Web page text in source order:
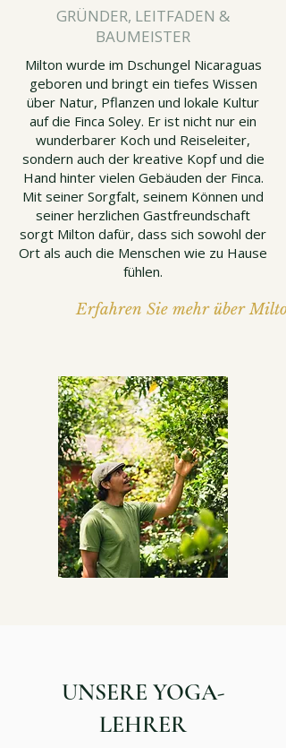
GRÜNDER, LEITFADEN &
BAUMEISTER
Milton wurde im Dschungel Nicaraguas
geboren und bringt ein tiefes Wissen
über Natur, Pflanzen und lokale Kultur
auf die Finca Soley. Er ist nicht nur ein
wunderbarer Koch und Reiseleiter,
sondern auch der kreative Kopf und die
Hand hinter vielen Gebäuden der Finca.
Mit seiner Sorgfalt, seinem Können und
seiner herzlichen Gastfreundschaft
sorgt Milton dafür, dass sich sowohl der
Ort als auch die Menschen wie zu Hause
fühlen.
Erfahren Sie mehr über
UNSERE YOGA-
LEHRER